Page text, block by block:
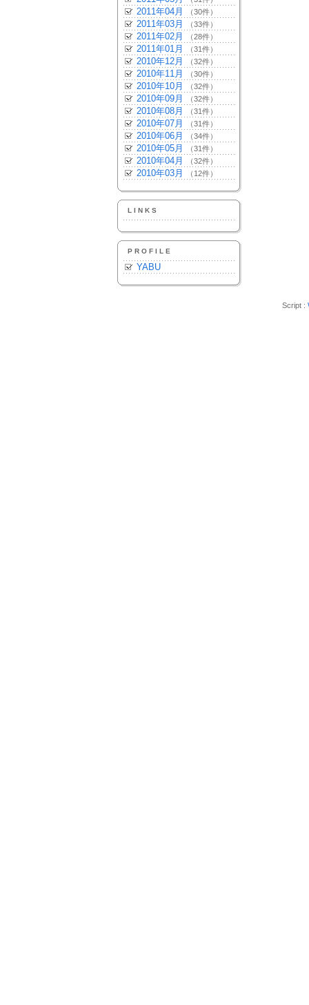
2011年04月 （30件）
2011年03月 （33件）
2011年02月 （28件）
2011年01月 （31件）
2010年12月 （32件）
2010年11月 （30件）
2010年10月 （32件）
2010年09月 （32件）
2010年08月 （31件）
2010年07月 （31件）
2010年06月 （34件）
2010年05月 （31件）
2010年04月 （32件）
2010年03月 （12件）
LINKS
PROFILE
YABU
Script :